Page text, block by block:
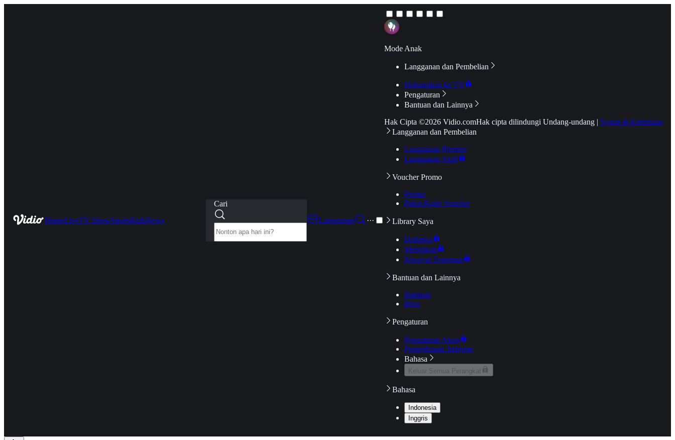
HomeLiveTV ShowSportsKidsNews
Cari
Langganan
···
Mode Anak
Langganan dan Pembelian
Hubungkan ke TV
Pengaturan
Bantuan dan Lainnya
Hak Cipta ©2026 Vidio.comHak cipta dilindungi Undang-undang | Syarat & Ketentuan
Langganan dan Pembelian
Langganan Premier
Langganan Aktif
Voucher Promo
Promo
Pakai Kode Voucher
Library Saya
Daftarku
Mengikuti
Riwayat Tontonan
Bantuan dan Lainnya
Bantuan
Blog
Pengaturan
Pengaturan Akun
Pemeriksaan Jaringan
Bahasa
Keluar Semua Perangkat
Bahasa
Indonesia
Inggris